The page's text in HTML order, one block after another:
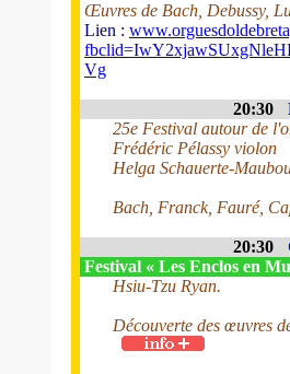
Œuvres de Bach, Debussy,
Lien :
Vg
20:30
25e Festival autour de
Frédéric Pélassy violon
Helga Schauerte-
Bach, Franck, Fauré,
20:30
Festival « Les Enclos en
Hsiu-Tzu Ryan.
Découverte des œuvres